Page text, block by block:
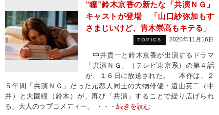
“瞳”鈴木京香の新たな「共演ＮＧ」
キャストが登場 「山口紗弥加もす
さまじいけど、青木崇高もキテる」
TOPICS 2020年11月16日
中井貴一と鈴木京香が出演するドラマ
「共演ＮＧ」（テレビ東京系）の第４話
が、１６日に放送された。 本作は、２
５年間「共演ＮＧ」だった元恋人同士の大物俳優・遠山英二（中
井）と大園瞳（鈴木）が、再び「共演」することで繰り広げられ
る、大人のラブコメディー。 ・・・ 続きを読む